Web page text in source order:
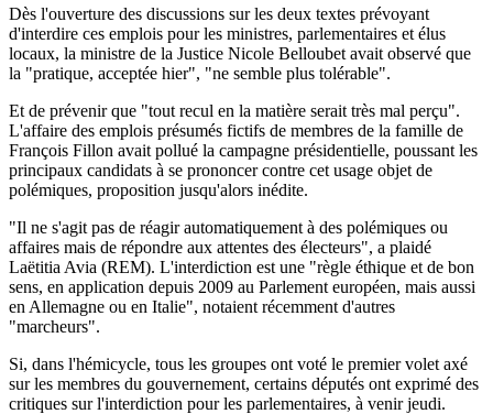
Dès l'ouverture des discussions sur les deux textes prévoyant
d'interdire ces emplois pour les ministres, parlementaires et élus
locaux, la ministre de la Justice Nicole Belloubet avait observé que
la "pratique, acceptée hier", "ne semble plus tolérable".
Et de prévenir que "tout recul en la matière serait très mal perçu".
L'affaire des emplois présumés fictifs de membres de la famille de
François Fillon avait pollué la campagne présidentielle, poussant les
principaux candidats à se prononcer contre cet usage objet de
polémiques, proposition jusqu'alors inédite.
"Il ne s'agit pas de réagir automatiquement à des polémiques ou
affaires mais de répondre aux attentes des électeurs", a plaidé
Laëtitia Avia (REM). L'interdiction est une "règle éthique et de bon
sens, en application depuis 2009 au Parlement européen, mais aussi
en Allemagne ou en Italie", notaient récemment d'autres
"marcheurs".
Si, dans l'hémicycle, tous les groupes ont voté le premier volet axé
sur les membres du gouvernement, certains députés ont exprimé des
critiques sur l'interdiction pour les parlementaires, à venir jeudi.